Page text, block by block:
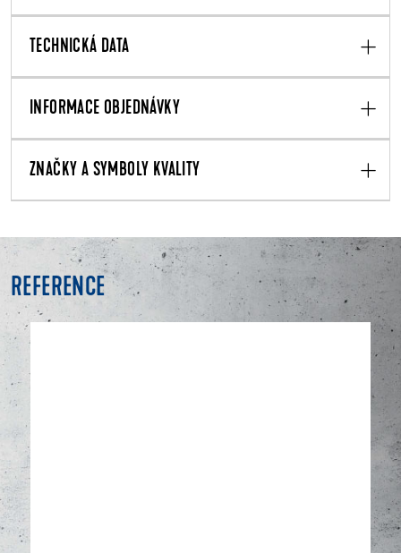
TECHNICKÁ DATA
INFORMACE OBJEDNÁVKY
ZNAČKY A SYMBOLY KVALITY
REFERENCE